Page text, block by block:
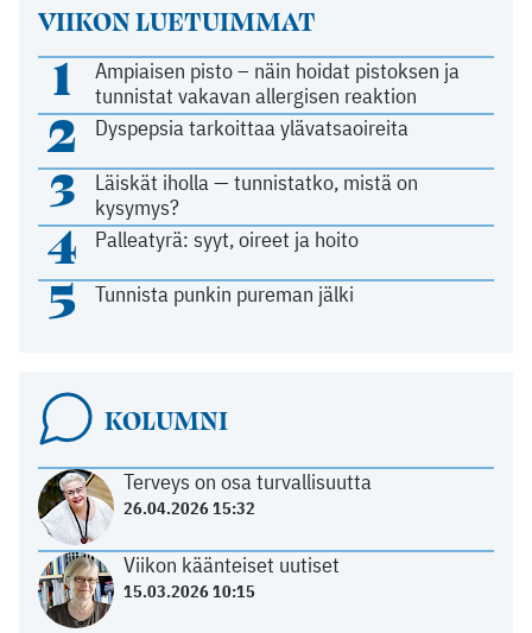
VIIKON LUETUIMMAT
1
Ampiaisen pisto – näin hoidat pistoksen ja
tunnistat vakavan allergisen reaktion
2 Dyspepsia tarkoittaa ylävatsaoireita
3
Läiskät iholla — tunnistatko, mistä on
kysymys?
4 Palleatyrä: syyt, oireet ja hoito
5 Tunnista punkin pureman jälki
KOLUMNI
Terveys on osa turvallisuutta
26.04.2026 15:32
Viikon käänteiset uutiset
15.03.2026 10:15